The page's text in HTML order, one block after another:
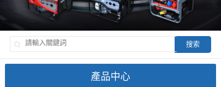
搜索
產品中心